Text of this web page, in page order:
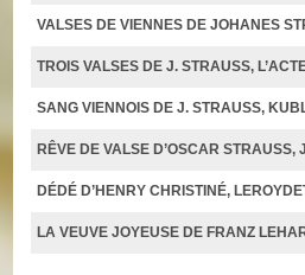
VALSES DE VIENNES DE JOHANES
TROIS VALSES DE J. STRAUSS,
SANG VIENNOIS DE J. STRAUSS,
RÊVE DE VALSE D’OSCAR STRAUSS,
DÉDÉ D’HENRY CHRISTINÉ,
LA VEUVE JOYEUSE DE FRANZ